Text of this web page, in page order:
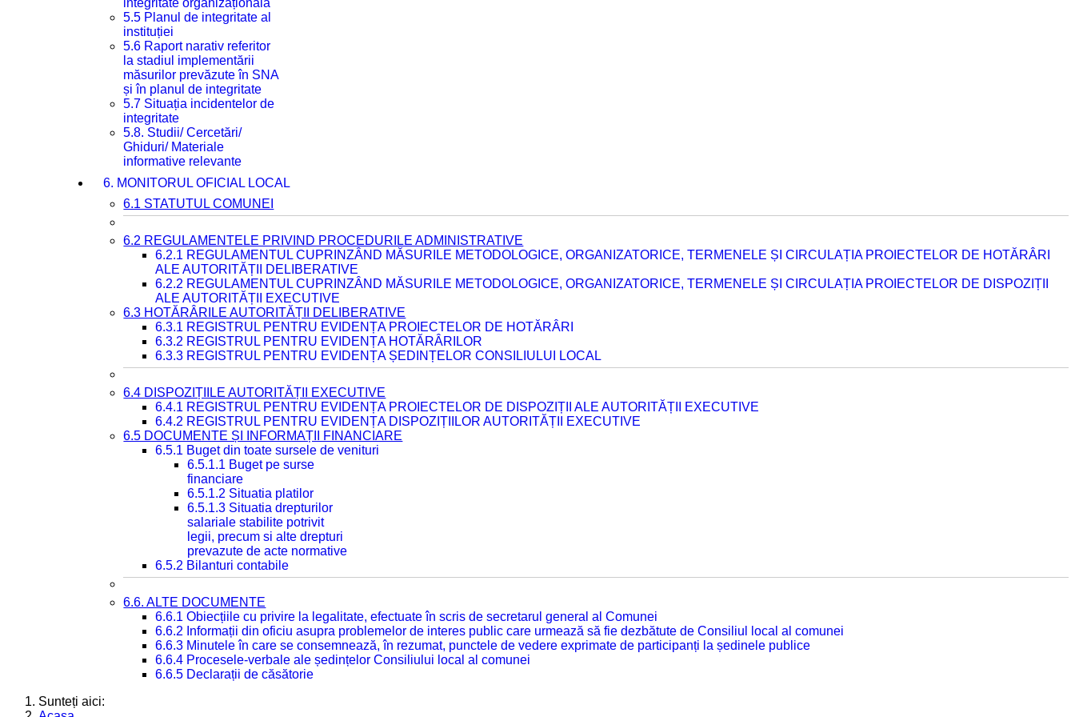
integritate organizațională
5.5 Planul de integritate al
instituției
5.6 Raport narativ referitor
la stadiul implementării
măsurilor prevăzute în SNA
și în planul de integritate
5.7 Situația incidentelor de
integritate
5.8. Studii/ Cercetări/
Ghiduri/ Materiale
informative relevante
6. MONITORUL OFICIAL LOCAL
6.1 STATUTUL COMUNEI
6.2 REGULAMENTELE PRIVIND PROCEDURILE ADMINISTRATIVE
6.2.1 REGULAMENTUL CUPRINZÂND MĂSURILE METODOLOGICE, ORGANIZATORICE, TERMENELE ȘI CIRCULAȚIA PROIECTELOR DE HOTĂRÂRI
ALE AUTORITĂȚII DELIBERATIVE
6.2.2 REGULAMENTUL CUPRINZÂND MĂSURILE METODOLOGICE, ORGANIZATORICE, TERMENELE ȘI CIRCULAȚIA PROIECTELOR DE DISPOZIȚII
ALE AUTORITĂȚII EXECUTIVE
6.3 HOTĂRÂRILE AUTORITĂȚII DELIBERATIVE
6.3.1 REGISTRUL PENTRU EVIDENȚA PROIECTELOR DE HOTĂRÂRI
6.3.2 REGISTRUL PENTRU EVIDENȚA HOTĂRÂRILOR
6.3.3 REGISTRUL PENTRU EVIDENȚA ȘEDINȚELOR CONSILIULUI LOCAL
6.4 DISPOZIȚIILE AUTORITĂȚII EXECUTIVE
6.4.1 REGISTRUL PENTRU EVIDENȚA PROIECTELOR DE DISPOZIȚII ALE AUTORITĂȚII EXECUTIVE
6.4.2 REGISTRUL PENTRU EVIDENȚA DISPOZIȚIILOR AUTORITĂȚII EXECUTIVE
6.5 DOCUMENTE ȘI INFORMAȚII FINANCIARE
6.5.1 Buget din toate sursele de venituri
6.5.1.1 Buget pe surse
financiare
6.5.1.2 Situatia platilor
6.5.1.3 Situatia drepturilor
salariale stabilite potrivit
legii, precum si alte drepturi
prevazute de acte normative
6.5.2 Bilanturi contabile
6.6. ALTE DOCUMENTE
6.6.1 Obiecțiile cu privire la legalitate, efectuate în scris de secretarul general al Comunei
6.6.2 Informații din oficiu asupra problemelor de interes public care urmează să fie dezbătute de Consiliul local al comunei
6.6.3 Minutele în care se consemnează, în rezumat, punctele de vedere exprimate de participanți la ședinele publice
6.6.4 Procesele-verbale ale ședințelor Consiliului local al comunei
6.6.5 Declarații de căsătorie
Sunteți aici: